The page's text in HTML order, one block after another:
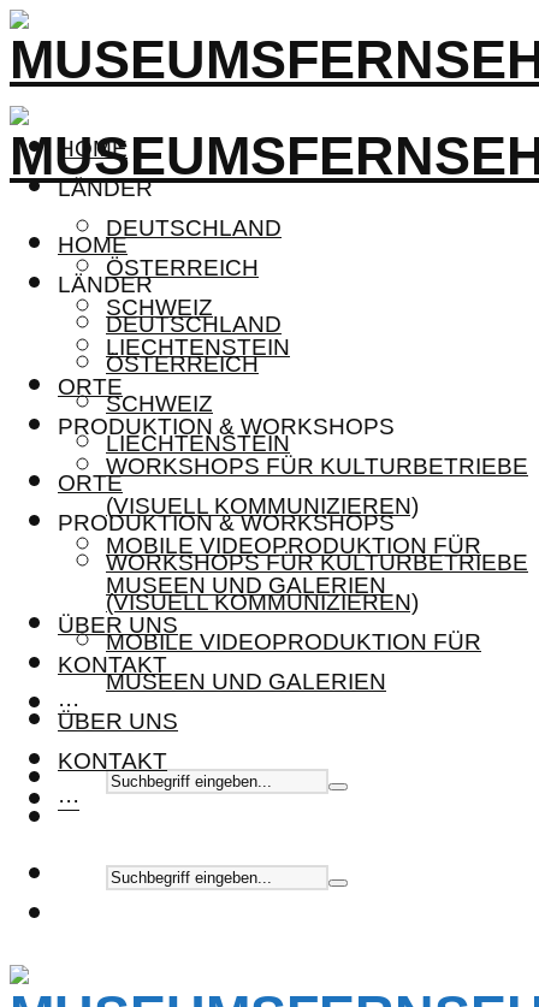
HOME
LÄNDER
DEUTSCHLAND
ÖSTERREICH
SCHWEIZ
LIECHTENSTEIN
ORTE
PRODUKTION & WORKSHOPS
WORKSHOPS FÜR KULTURBETRIEBE
(VISUELL KOMMUNIZIEREN)
MOBILE VIDEOPRODUKTION FÜR
MUSEEN UND GALERIEN
ÜBER UNS
KONTAKT
···
HOME
LÄNDER
DEUTSCHLAND
ÖSTERREICH
SCHWEIZ
LIECHTENSTEIN
ORTE
PRODUKTION & WORKSHOPS
WORKSHOPS FÜR KULTURBETRIEBE
(VISUELL KOMMUNIZIEREN)
MOBILE VIDEOPRODUKTION FÜR
MUSEEN UND GALERIEN
ÜBER UNS
KONTAKT
···